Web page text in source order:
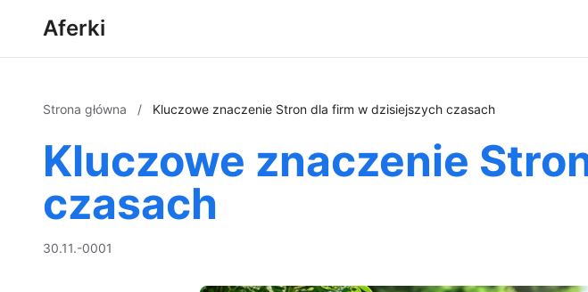
Aferki
Strona główna / Kluczowe znaczenie Stron dla firm w dzisiejszych czasach
Kluczowe znaczenie
czasach
30.11.-0001